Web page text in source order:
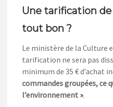
Une tarification
tout bon ?
Le ministère de la Culture
tarification ne sera pas
minimum de 35 € d’achat
commandes groupées, ce
l’environnement ».